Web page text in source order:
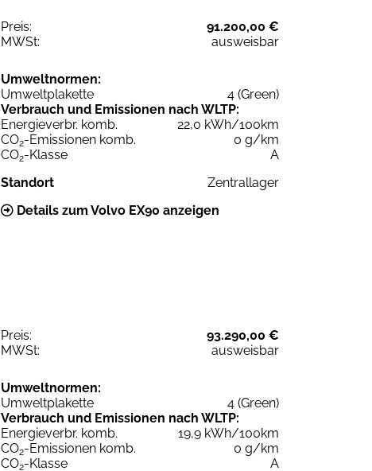
Preis:
91.200,00 €
MWSt:
ausweisbar
Umweltnormen:
Umweltplakette
4 (Green)
Verbrauch und Emissionen nach WLTP:
Energieverbr. komb.
22,0 kWh/100km
CO2-Emissionen komb.
0 g/km
CO2-Klasse
A
Standort
Zentrallager
Details zum Volvo EX90 anzeigen
Preis:
93.290,00 €
MWSt:
ausweisbar
Umweltnormen:
Umweltplakette
4 (Green)
Verbrauch und Emissionen nach WLTP:
Energieverbr. komb.
19,9 kWh/100km
CO2-Emissionen komb.
0 g/km
CO2-Klasse
A